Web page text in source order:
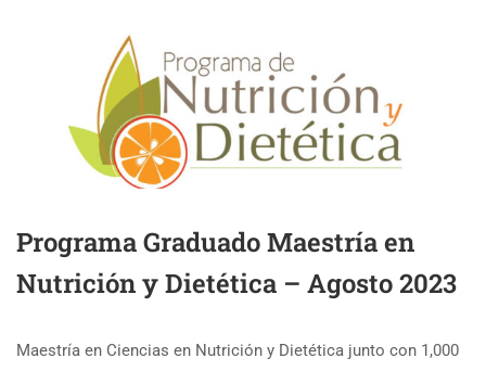
Programa Graduado Maestría en
Nutrición y Dietética – Agosto 2023
Maestría en Ciencias en Nutrición y Dietética junto con 1,000